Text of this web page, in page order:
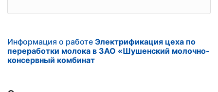
Информация о работе Электрификация цеха по
переработки молока в ЗАО «Шушенский молочно-
консервный комбинат